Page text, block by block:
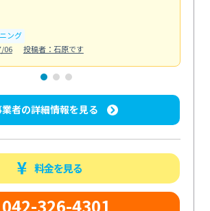
ング
06
投稿者：石原です
者の詳細情報を見る
料金を見る
042-326-4301